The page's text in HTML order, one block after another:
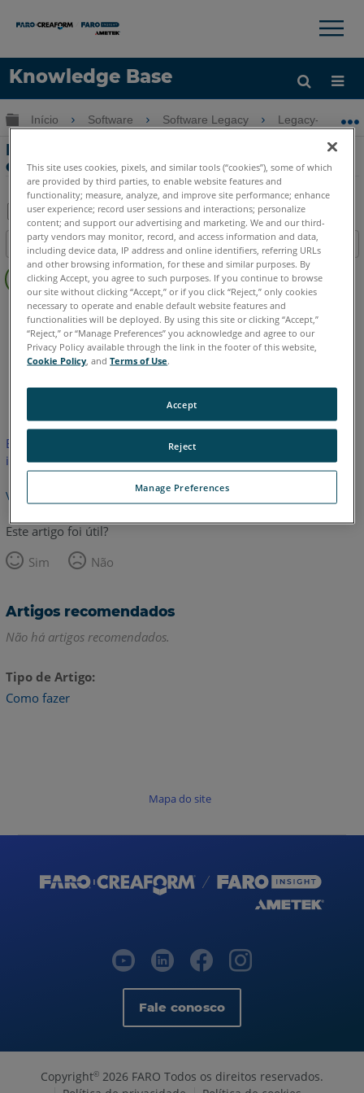
Knowledge Base
Idioma
Obter ajuda ENTRAR
×
Expandir/recolher hierarquia global
Início Software Software Legacy Legacy-
Exclusão de entradas do registro após a
desinstalação do Measure 4 e X
Salvar
como
PDF
Índice
Sem
cabeçalhos
CAM2 Measure X Measure 3/4
Inglês
Este artigo não foi traduzido. Clique aqui para ver a versão em
inglês.
Voltar para o topo
Este artigo foi útil?
Sim
Não
Artigos recomendados
Não há artigos recomendados.
Tipo de Artigo
Como fazer
Mapa do site
Fale conosco
Copyright© 2026 FARO Todos os direitos reservados.
This site uses cookies, pixels, and similar tools (“cookies”), some of which
are provided by third parties, to enable website features and
functionality; measure, analyze, and improve site performance; enhance
user experience; record user sessions and interactions; personalize
content; and support our advertising and marketing. We and our third-
party vendors may monitor, record, and access information and data,
including device data, IP address and online identifiers, referring URLs
and other browsing information, for these and similar purposes. By
clicking Accept, you agree to such purposes. If you continue to browse
our site without clicking “Accept,” or if you click “Reject,” only cookies
necessary to operate and enable default website features and
functionalities will be deployed. By using this site or clicking “Accept,”
“Reject,” or “Manage Preferences” you acknowledge and agree to our
Privacy Policy available through the link in the footer of this website,
Cookie Policy , andTerms of Use.
Manage Preferences
Reject
Accept